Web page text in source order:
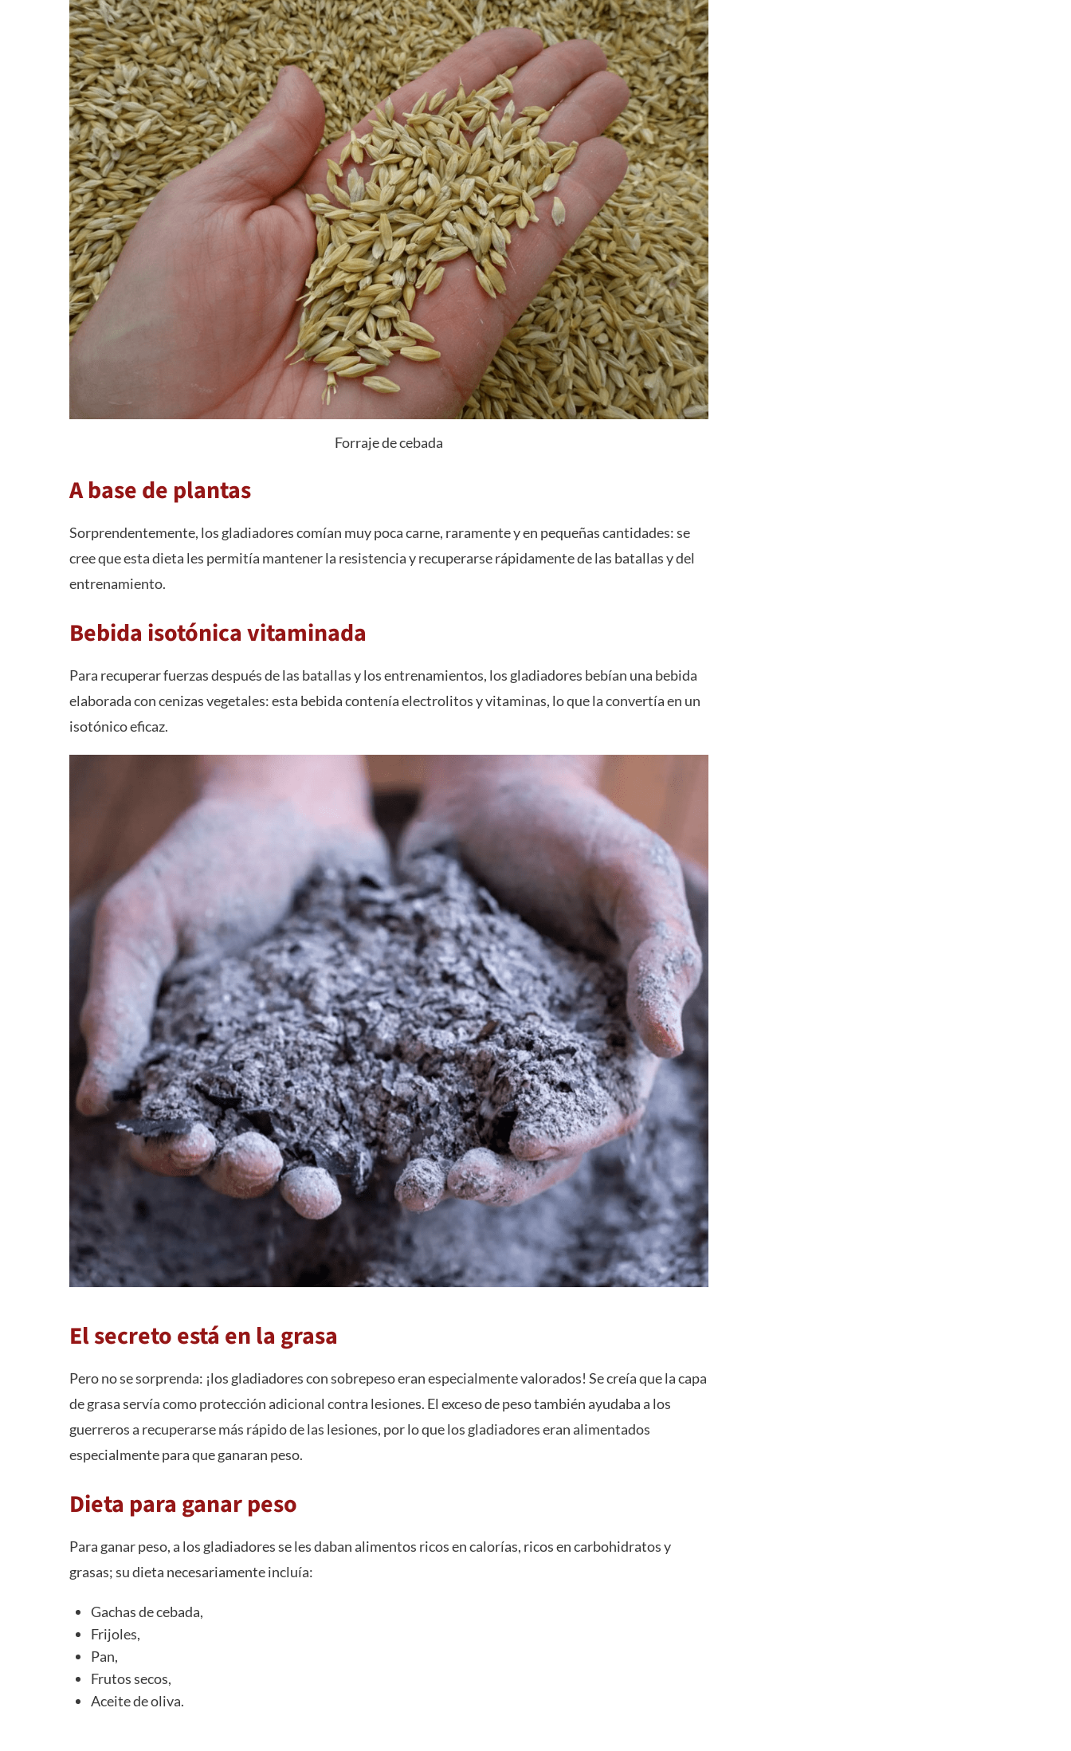
Forraje de cebada
A base de plantas
Sorprendentemente, los gladiadores comían muy poca carne, raramente y en pequeñas cantidades: se
cree que esta dieta les permitía mantener la resistencia y recuperarse rápidamente de las batallas y del
entrenamiento.
Bebida isotónica vitaminada
Para recuperar fuerzas después de las batallas y los entrenamientos, los gladiadores bebían una bebida
elaborada con cenizas vegetales: esta bebida contenía electrolitos y vitaminas, lo que la convertía en un
isotónico eficaz.
El secreto está en la grasa
Pero no se sorprenda: ¡los gladiadores con sobrepeso eran especialmente valorados! Se creía que la capa
de grasa servía como protección adicional contra lesiones. El exceso de peso también ayudaba a los
guerreros a recuperarse más rápido de las lesiones, por lo que los gladiadores eran alimentados
especialmente para que ganaran peso.
Dieta para ganar peso
Para ganar peso, a los gladiadores se les daban alimentos ricos en calorías, ricos en carbohidratos y
grasas; su dieta necesariamente incluía:
Gachas de cebada,
Frijoles,
Pan,
Frutos secos,
Aceite de oliva.